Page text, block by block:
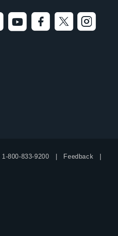
1-800-833-9200 Feedback